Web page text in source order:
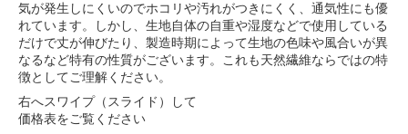
気が発生しにくいのでホコリや汚れがつきにくく、通気性にも優
れています。しかし、生地自体の自重や湿度などで使用している
だけで丈が伸びたり、製造時期によって生地の色味や風合いが異
なるなど特有の性質がございます。これも天然繊維ならではの特
徴としてご理解ください。
右へスワイプ（スライド）して
価格表をご覧ください